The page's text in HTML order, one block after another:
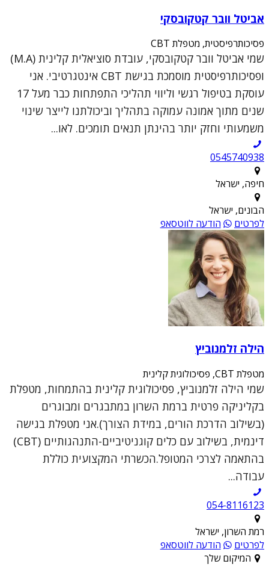
אביטל וובר קטקובסקי
פסיכותרפיסטית, מטפלת CBT
שמי אביטל וובר קטקובסקי, עובדת סוציאלית קלינית (M.A)
ופסיכותרפיסטית מוסמכת בגישת CBT אינטגרטיבי. אני
עוסקת בטיפול רגשי וליווי תהליכי התפתחות כבר מעל 17
שנים מתוך אמונה עמוקה בתהליך וביכולתנו לייצר שינוי
משמעותי וחזק יותר בהינתן תנאים תומכים. לאו...
0545740938
חיפה, ישראל
הבונים, ישראל
לפרטים
הודעה לווטסאפ
הילה זלמנוביץ
מטפלת CBT, פסיכולוגית קלינית
שמי הילה זלמנוביץ, פסיכולוגית קלינית בהתמחות, מטפלת
בקליניקה פרטית ברמת השרון במתבגרים ומבוגרים
(בשילוב הדרכת הורים, במידת הצורך).אני מטפלת בגישה
דינמית, בשילוב עם כלים קוגניטיביים-התנהגותיים (CBT)
בהתאמה לצרכי המטופל.הכשרתי המקצועית כוללת
עבודה...
054-8116123
רמת השרון, ישראל
לפרטים
הודעה לווטסאפ
המיקום שלך